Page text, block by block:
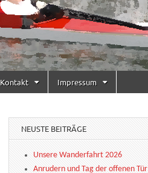
Kontakt Impressum
NEUSTE BEITRÄGE
Unsere Wanderfahrt 2026
Anrudern und Tag der offenen Tür